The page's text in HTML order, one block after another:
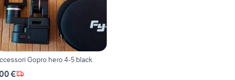
Gopro hero 4-5 black
€